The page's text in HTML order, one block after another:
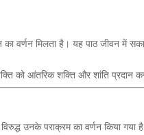
वर्णन मिलता है। यह पाठ जीवन में
को आंतरिक शक्ति और शांति प्रदान
उनके पराक्रम का वर्णन किया गया